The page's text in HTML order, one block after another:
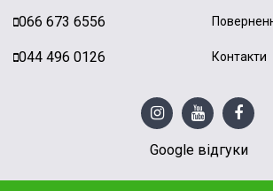
066 673 6556
044 496 0126 Контакти
Google відгуки